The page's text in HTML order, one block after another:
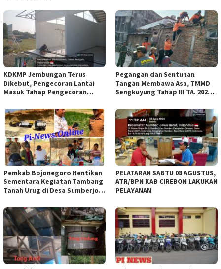
KDKMP Jembungan Terus
Dikebut, Pengecoran Lantai
Masuk Tahap Pengecoran
Pegangan dan Sentuhan
Tangan Membawa Asa, TMMD
Sengkuyung Tahap III TA. 2026
Pemkab Bojonegoro Hentikan
Sementara Kegiatan Tambang
Tanah Urug di Desa Sumberjo
Lintas Instansi
PELATARAN SABTU 08 AGUSTUS,
ATR/BPN KAB CIREBON LAKUKAN
PELAYANAN